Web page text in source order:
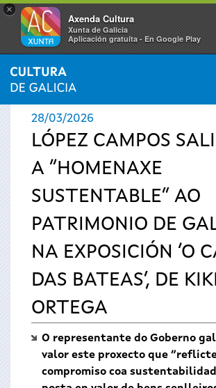
×
Axenda Cultura
Xunta de Galicia
Aplicación gratuíta - En Google Play
Vostede
está
aquí
INICIO › ACTUALIDADE
28/03/2026
LÓPEZ CAMPOS
A “HOMENAXE
SUSTENTABLE” AO
PATRIMONIO DE
NA EXPOSICIÓN ‘O
DAS BATEAS’, DE
ORTEGA
O representante do Goberno
valor este proxecto que
compromiso coa